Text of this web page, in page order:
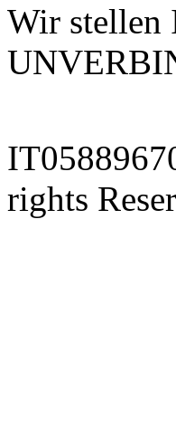
Wir stellen
rights